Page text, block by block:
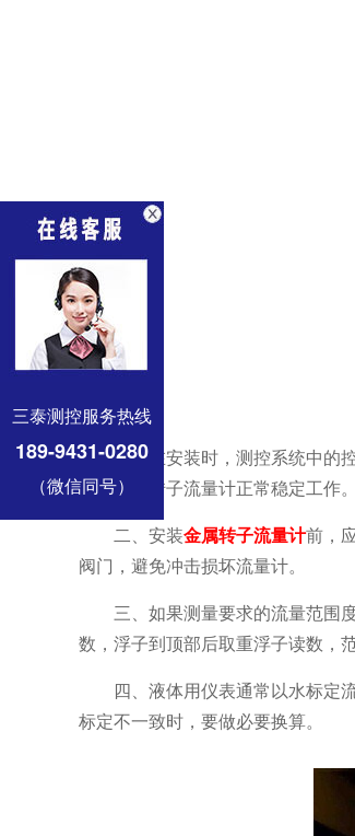
一、在安装时，测控系统中的
以使金属转子流量计正常稳定工作。
二、安装金属转子流量计前，
阀门，避免冲击损坏流量计。
三、如果测量要求的流量范围
数，浮子到顶部后取重浮子读数，
四、液体用仪表通常以水标定
标定不一致时，要做必要换算。
三泰测控服务热线
189-9431-0280
（微信同号）